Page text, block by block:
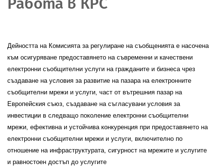
Дейността на Комисията за регулиране на съобщенията е насочена
към осигуряване предоставянето на съвременни и качествени
електронни съобщителни услуги на гражданите и бизнеса чрез
създаване на условия за развитие на пазара на електронните
съобщителни мрежи и услуги, част от вътрешния пазар на
Европейския съюз, създаване на съгласувани условия за
инвестиции в следващо поколение електронни съобщителни
мрежи, ефективна и устойчива конкуренция при предоставянето на
електронни съобщителни мрежи и услуги, включително по
отношение на инфраструктурата, сигурност на мрежите и услугите
и равностоен достъп до услугите